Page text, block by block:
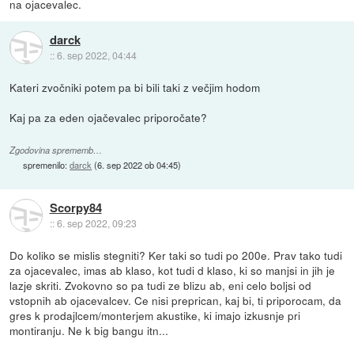
na ojacevalec.
darck
::6. sep 2022, 04:44
Kateri zvočniki potem pa bi bili taki z večjim hodom
Kaj pa za eden ojačevalec priporočate?
Zgodovina sprememb…
spremenilo:darck (6. sep 2022 ob 04:45)
Scorpy84
::6. sep 2022, 09:23
Do koliko se mislis stegniti? Ker taki so tudi po 200e. Prav tako tudi
za ojacevalec, imas ab klaso, kot tudi d klaso, ki so manjsi in jih je
lazje skriti. Zvokovno so pa tudi ze blizu ab, eni celo boljsi od
vstopnih ab ojacevalcev. Ce nisi preprican, kaj bi, ti priporocam, da
gres k prodajlcem/monterjem akustike, ki imajo izkusnje pri
montiranju. Ne k big bangu itn...